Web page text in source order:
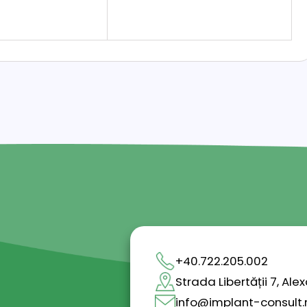
+40.722.205.002
Strada Libertății 7,
info@implant-